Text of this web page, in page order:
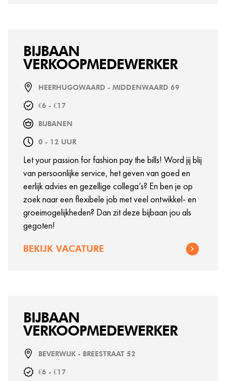
BIJBAAN
VERKOOPMEDEWERKER
HEERHUGOWAARD - MIDDENWAARD 69
€6 - €17
BIJBANEN
0 - 12 UUR
Let your passion for fashion pay the bills! Word jij blij
van persoonlijke service, het geven van goed en
eerlijk advies en gezellige collega’s? En ben je op
zoek naar een flexibele job met veel ontwikkel- en
groeimogelijkheden? Dan zit deze bijbaan jou als
gegoten!
BEKIJK VACATURE
BIJBAAN
VERKOOPMEDEWERKER
BEVERWIJK - BREESTRAAT 52
€6 - €17